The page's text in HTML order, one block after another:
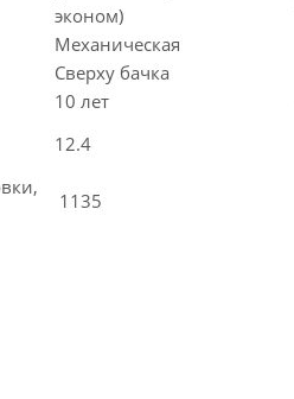
эконом)
Механическая
Сверху бачка
10 лет
12.4
1135